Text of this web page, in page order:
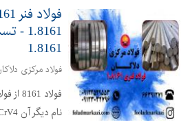
1.8161
فولاد مرکزی
فولاد